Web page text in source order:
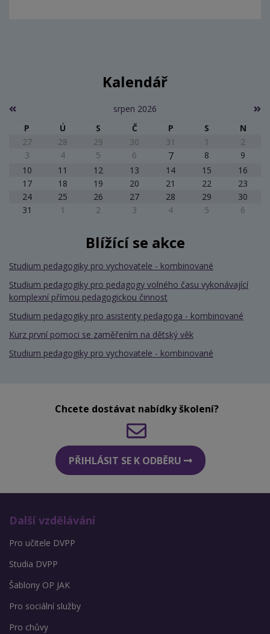
Kalendář
srpen 2026
P
Ú S Č P S
N
27
28 29 30 31 1
2
3
4 5 6 7 8
9
10
11 12 13 14 15
16
17
18 19 20 21 22
23
24
25 26 27 28 29
30
31
1 2 3 4 5 6
Blížící se akce
Studium pedagogiky pro vychovatele - kombinované
Studium pedagogiky pro pedagogy volného času vykonávající
komplexní přímou pedagogickou činnost
Studium pedagogiky pro asistenty pedagoga - kombinované
Kurz první pomoci se zaměřením na dětský věk
Studium pedagogiky pro vychovatele - kombinované
Chcete dostávat nabídky školení?
PŘIHLÁSIT SE K ODBĚRU
Další vzdělávání
Pro učitele DVPP
Studia DVPP
Šablony OP JAK
Pro sociální služby
Pro chůvy